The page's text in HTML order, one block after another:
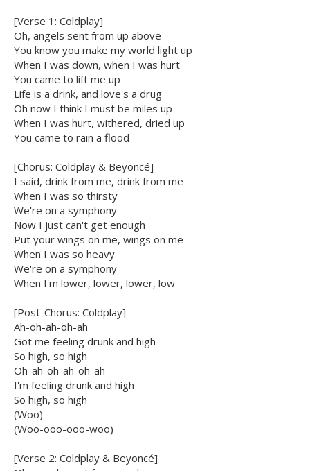
[Verse 1: Coldplay]
Oh, angels sent from up above
You know you make my world light up
When I was down, when I was hurt
You came to lift me up
Life is a drink, and love's a drug
Oh now I think I must be miles up
When I was hurt, withered, dried up
You came to rain a flood
[Chorus: Coldplay & Beyoncé]
I said, drink from me, drink from me
When I was so thirsty
We're on a symphony
Now I just can't get enough
Put your wings on me, wings on me
When I was so heavy
We're on a symphony
When I'm lower, lower, lower, low
[Post-Chorus: Coldplay]
Ah-oh-ah-oh-ah
Got me feeling drunk and high
So high, so high
Oh-ah-oh-ah-oh-ah
I'm feeling drunk and high
So high, so high
(Woo)
(Woo-ooo-ooo-woo)
[Verse 2: Coldplay & Beyoncé]